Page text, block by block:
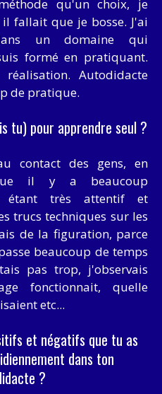
qu'un choix, je
fallait que je bosse. J'ai
un domaine qui
formé en pratiquant.
Autodidacte
de pratique.
tu) pour apprendre seul ?
contact des gens, en
il y a beaucoup
étant très attentif et
trucs techniques sur les
de la figuration, parce
beaucoup de temps
pas trop, j'observais
fonctionnait, quelle
etc...
et négatifs que tu as
dans ton
?